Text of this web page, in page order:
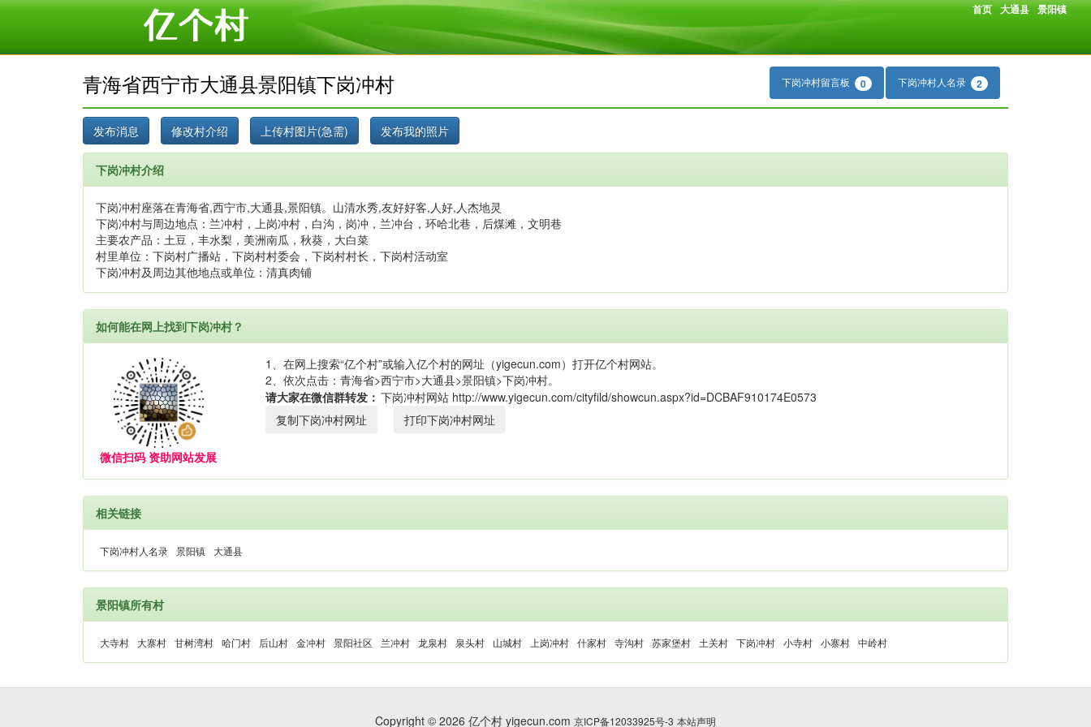
首页 大通县 景阳镇
青海省西宁市大通县景阳镇下岗冲村 下岗冲村留言板 0 下岗冲村人名录 2
下岗冲村介绍
下岗冲村座落在青海省,西宁市,大通县,景阳镇。山清水秀,友好好客,人好,人杰地灵
下岗冲村与周边地点：兰冲村，上岗冲村，白沟，岗冲，兰冲台，环哈北巷，后煤滩，文明巷
主要农产品：土豆，丰水梨，美洲南瓜，秋葵，大白菜
村里单位：下岗村广播站，下岗村村委会，下岗村村长，下岗村活动室
下岗冲村及周边其他地点或单位：清真肉铺
如何能在网上找到下岗冲村？
微信扫码 资助网站发展
1、在网上搜索“亿个村”或输入亿个村的网址（yigecun.com）打开亿个村网站。
2、依次点击：青海省>西宁市>大通县>景阳镇>下岗冲村。
请大家在微信群转发：
复制下岗冲村网址
打印下岗冲村网址
相关链接
下岗冲村人名录 景阳镇 大通县
景阳镇所有村
大寺村 大寨村 甘树湾村 哈门村 后山村 金冲村 景阳社区 兰冲村 龙泉村 泉头村 山城村 上岗冲村 什家村 寺沟村 苏家堡村 土关村 下岗冲村 小寺村 小寨村 中岭村
Copyright © 2026 亿个村 yigecun.com 京ICP备12033925号-3 本站声明